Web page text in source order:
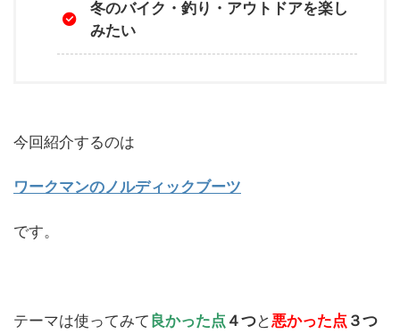
冬のバイク・釣り・アウトドアを楽し
みたい
今回紹介するのは
ワークマンのノルディックブーツ
です。
テーマは使ってみて 良かった点 ４つと 悪かった点 ３つ